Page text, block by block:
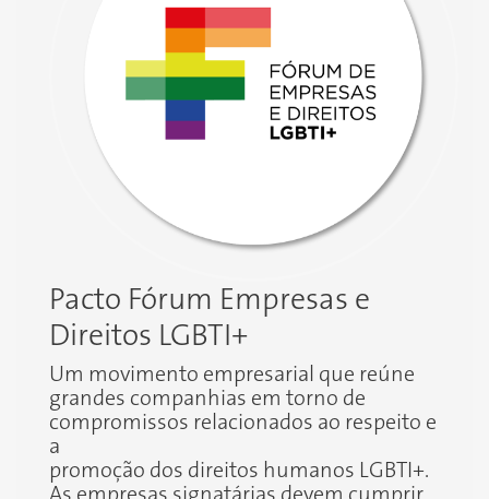
Pacto Fórum Empresas e
Direitos LGBTI+
Um movimento empresarial que reúne
grandes companhias em torno de
compromissos relacionados ao respeito e
a
promoção dos direitos humanos LGBTI+.